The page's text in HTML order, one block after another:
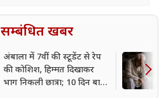
सम्बंधित खबर
अंबाला में 7वीं की स्टूडेंट से रेप
की कोशिश, हिम्मत दिखाकर
भाग निकली छात्रा; 10 दिन बाद